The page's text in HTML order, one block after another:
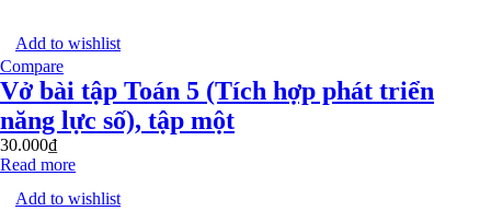
Add to wishlist
Compare
Vở bài tập Toán 5 (Tích hợp phát triển
năng lực số), tập một
30.000₫
Read more
Add to wishlist